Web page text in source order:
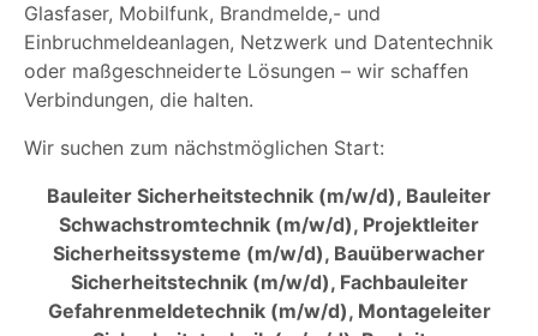
Glasfaser, Mobilfunk, Brandmelde,- und
Einbruchmeldeanlagen, Netzwerk und Datentechnik
oder maßgeschneiderte Lösungen – wir schaffen
Verbindungen, die halten.
Wir suchen zum nächstmöglichen Start:
Bauleiter Sicherheitstechnik (m/w/d), Bauleiter
Schwachstromtechnik (m/w/d), Projektleiter
Sicherheitssysteme (m/w/d), Bauüberwacher
Sicherheitstechnik (m/w/d), Fachbauleiter
Gefahrenmeldetechnik (m/w/d), Montageleiter